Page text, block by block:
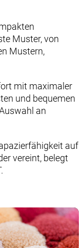
Muster, von
Mustern,
mit maximaler
und bequemen
an
auf
vereint, belegt